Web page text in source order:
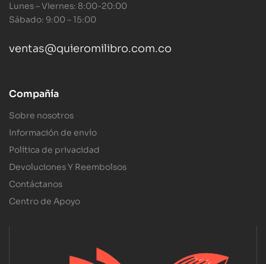
Lunes – Viernes: 8:00-20:00
Sábado: 9:00 – 15:00
ventas@quieromilibro.com.co
Compañía
Sobre nosotros
Información de envío
Política de privacidad
Devoluciones Y Reembolsos
Contáctanos
Centro de Apoyo